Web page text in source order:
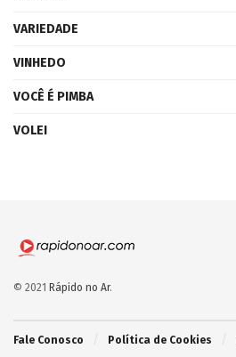
VARIEDADE
VINHEDO
VOCÊ É PIMBA
VOLEI
© 2021 Rápido no Ar.
Fale Conosco Política de Cookies